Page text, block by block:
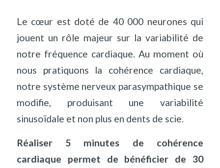
Le cœur est doté de 40 000 neurones qui
jouent un rôle majeur sur la variabilité de
notre fréquence cardiaque. Au moment où
nous pratiquons la cohérence cardiaque,
notre système nerveux parasympathique se
modifie, produisant une variabilité
sinusoïdale et non plus en dents de scie.
Réaliser 5 minutes de cohérence
cardiaque permet de bénéficier de 30